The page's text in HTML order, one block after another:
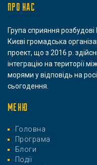
ПРО НАС
Група сприяння
Києві громадська
проект, що з 2016 р.
інтеграцію на території
морями у відповідь на
сьогодення.
МЕНЮ
Головна
Програма
Блоги
Події